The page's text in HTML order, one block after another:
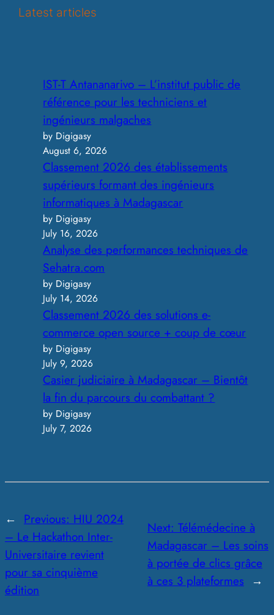
r
Latest articles
IST-T Antananarivo – L’institut public de
référence pour les techniciens et
ingénieurs malgaches
by Digigasy
August 6, 2026
Classement 2026 des établissements
supérieurs formant des ingénieurs
informatiques à Madagascar
by Digigasy
July 16, 2026
Analyse des performances techniques de
Sehatra.com
by Digigasy
July 14, 2026
Classement 2026 des solutions e-
commerce open source + coup de cœur
by Digigasy
July 9, 2026
Casier judiciaire à Madagascar – Bientôt
la fin du parcours du combattant ?
by Digigasy
July 7, 2026
← Previous: HIU 2024
– Le Hackathon Inter-
Universitaire revient
pour sa cinquième
édition
Next: Télémédecine à
Madagascar – Les soins
à portée de clics grâce
à ces 3 plateformes →